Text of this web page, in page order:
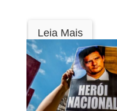
Leia Mais